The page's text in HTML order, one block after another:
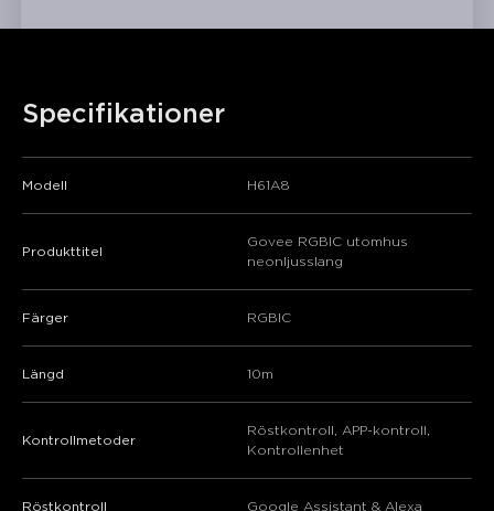
Specifikationer
Modell H61A8
Produkttitel
Govee RGBIC utomhus
neonljusslang
Färger RGBIC
Längd 10m
Kontrollmetoder
Röstkontroll, APP-kontroll,
Kontrollenhet
Röstkontroll Google Assistant & Alexa